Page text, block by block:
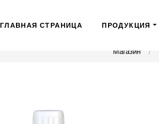
ГЛАВНАЯ СТРАНИЦА ПРОДУКЦИЯ
Магазин